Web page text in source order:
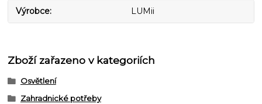
Výrobce LUMii
Zboží zařazeno v kategoriích
Osvětlení
Zahradnické potřeby